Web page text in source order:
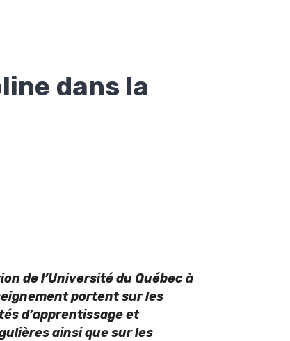
dans la
de l’Université du Québec à
portent sur les
d’apprentissage et
ainsi que sur les